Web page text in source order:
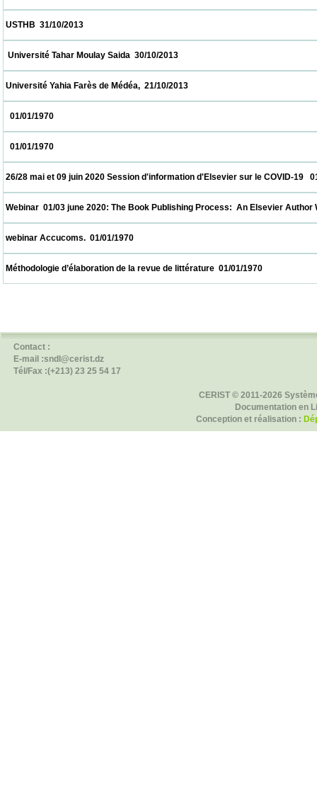
USTHB  31/10/2013
Université Tahar Moulay Saida  30/10/2013
Université Yahia Farès de Médéa,  21/10/2013
01/01/1970
01/01/1970
26/28 mai et 09 juin 2020 Session d'information d'Elsevier sur le
Webinar  01/03 june 2020: The Book Publishing Process:  An
webinar Accucoms.  01/01/1970
Méthodologie d’élaboration de la revue de littérature  01/01/
Contact :
E-mail :sndl@cerist.dz
Tél/Fax :(+213) 23 25 54 17
CERIST © 2011-2026
Documentation en
Conception et réalisation :